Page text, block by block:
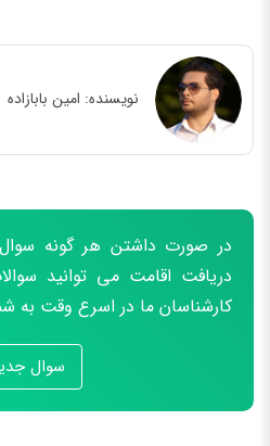
نویسنده: امین بابازاده
در صورت داشتن هر گونه سوال
دریافت اقامت می توانید
کارشناسان ما در اسرع وقت به
سوال